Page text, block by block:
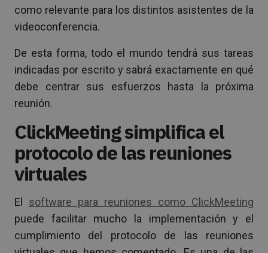
como relevante para los distintos asistentes de la
videoconferencia.
De esta forma, todo el mundo tendrá sus tareas
indicadas por escrito y sabrá exactamente en qué
debe centrar sus esfuerzos hasta la próxima
reunión.
ClickMeeting simplifica el
protocolo de las reuniones
virtuales
El software para reuniones como ClickMeeting
puede facilitar mucho la implementación y el
cumplimiento del protocolo de las reuniones